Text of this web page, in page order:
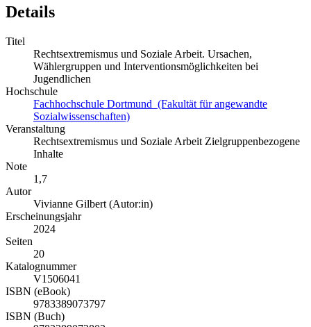
Details
Titel
Rechtsextremismus und Soziale Arbeit. Ursachen,
Wählergruppen und Interventionsmöglichkeiten bei
Jugendlichen
Hochschule
Fachhochschule Dortmund (Fakultät für angewandte
Sozialwissenschaften)
Veranstaltung
Rechtsextremismus und Soziale Arbeit Zielgruppenbezogene
Inhalte
Note
1,7
Autor
Vivianne Gilbert (Autor:in)
Erscheinungsjahr
2024
Seiten
20
Katalognummer
V1506041
ISBN (eBook)
9783389073797
ISBN (Buch)